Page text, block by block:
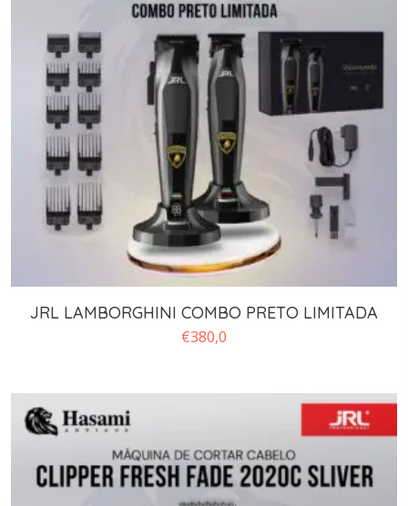
JRL LAMBORGHINI COMBO PRETO LIMITADA
€380,0